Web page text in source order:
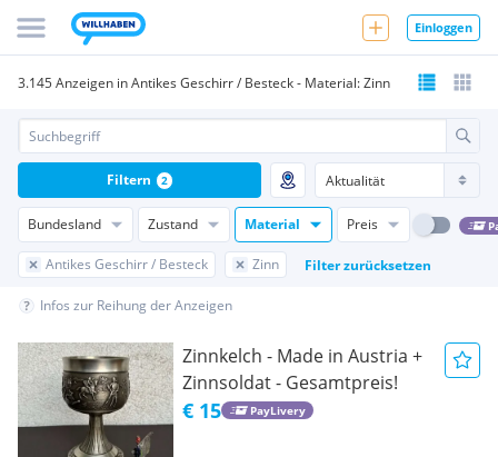
Einloggen
3.145 Anzeigen in Antikes Geschirr / Besteck - Material: Zinn
Bundesland Zustand Material Preis
Antikes Geschirr / Besteck Zinn Filter zurücksetzen
Filtern 2
Infos zur Reihung der Anzeigen
Zinnkelch - Made in Austria +
Zinnsoldat - Gesamtpreis!
€ 15 PayLivery